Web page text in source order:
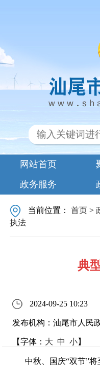
网站首页
政务服务
当前位置：首页 >
执法
典
2024-09-25 10:23
发布机构：汕尾市人民
【字体： 大 中 小】
中秋、国庆“双节”将